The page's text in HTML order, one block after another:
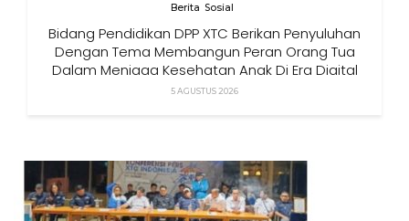
Berita Sosial
Bidang Pendidikan DPP XTC Berikan Penyuluhan
Dengan Tema Membangun Peran Orang Tua
Dalam Menjaga Kesehatan Anak Di Era Digital
5 AGUSTUS 2026